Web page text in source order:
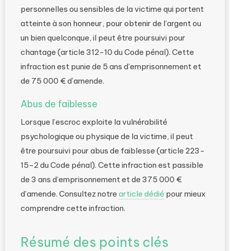
personnelles ou sensibles de la victime qui portent
atteinte à son honneur, pour obtenir de l’argent ou
un bien quelconque, il peut être poursuivi pour
chantage (article 312-10 du Code pénal). Cette
infraction est punie de 5 ans d’emprisonnement et
de 75 000 € d’amende.
Abus de faiblesse
Lorsque l’escroc exploite la vulnérabilité
psychologique ou physique de la victime, il peut
être poursuivi pour abus de faiblesse (article 223-
15-2 du Code pénal). Cette infraction est passible
de 3 ans d’emprisonnement et de 375 000 €
d’amende. Consultez notre article dédié pour mieux
comprendre cette infraction.
Résumé des points clés